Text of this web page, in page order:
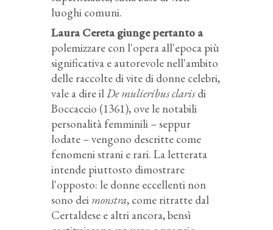
luoghi comuni.
Laura Cereta giunge pertanto a
polemizzare con l'opera all'epoca più
significativa e autorevole nell'ambito
delle raccolte di vite di donne celebri,
vale a dire ilDe mulieribus clarisdi
Boccaccio (1361), ove le notabili
personalità femminili – seppur
lodate – vengono descritte come
fenomeni strani e rari. La letterata
intende piuttosto dimostrare
l'opposto: le donne eccellenti non
sono dei monstra, come ritratte dal
Certaldese e altri ancora, bensì